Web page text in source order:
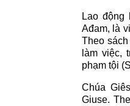
Lao
Ađam, là
Theo
làm việc,
phạm tội
Chúa
Giuse.